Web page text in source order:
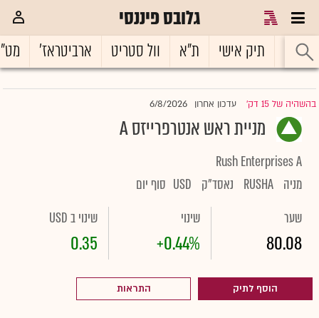
גלובס פיננסי
ראשי תיק אישי ת"א וול סטריט ארביטראז'
בהשהיה של 15 דק' |עדכון אחרון 6/8/2026
מניית ראש אנטרפרייזס A
Rush Enterprises A
מניה RUSHA נאסד"ק USD סוף יום
שער
80.08
שינוי
+0.44%
שינוי ב USD
0.35
הוסף לתיק התראות